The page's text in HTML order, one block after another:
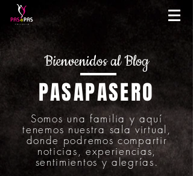
Bienvenidos al Blog
PASAPASERO
Somos una familia y aquí
tenemos nuestra sala virtual,
donde podremos compartir
noticias, experiencias,
sentimientos y alegrías.